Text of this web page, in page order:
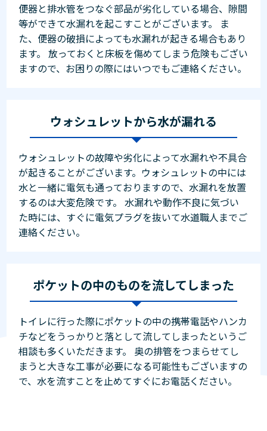
便器と排水管をつなぐ部品が劣化している場合、隙間
等ができて水漏れを起こすことがございます。 ま
た、便器の破損によっても水漏れが起きる場合もあり
ます。 放っておくと床板を傷めてしまう危険もござい
ますので、お困りの際にはいつでもご連絡ください。
ウォシュレットから水が漏れる
ウォシュレットの故障や劣化によって水漏れや不具合
が起きることがございます。ウォシュレットの中には
水と一緒に電気も通っておりますので、水漏れを放置
するのは大変危険です。 水漏れや動作不良に気づい
た時には、すぐに電気プラグを抜いて水道職人までご
連絡ください。
ポケットの中のものを流してしまった
トイレに行った際にポケットの中の携帯電話やハンカ
チなどをうっかりと落として流してしまったというご
相談も多くいただきます。 奥の排管をつまらせてし
まうと大きな工事が必要になる可能性もございますの
で、水を流すことを止めてすぐにお電話ください。